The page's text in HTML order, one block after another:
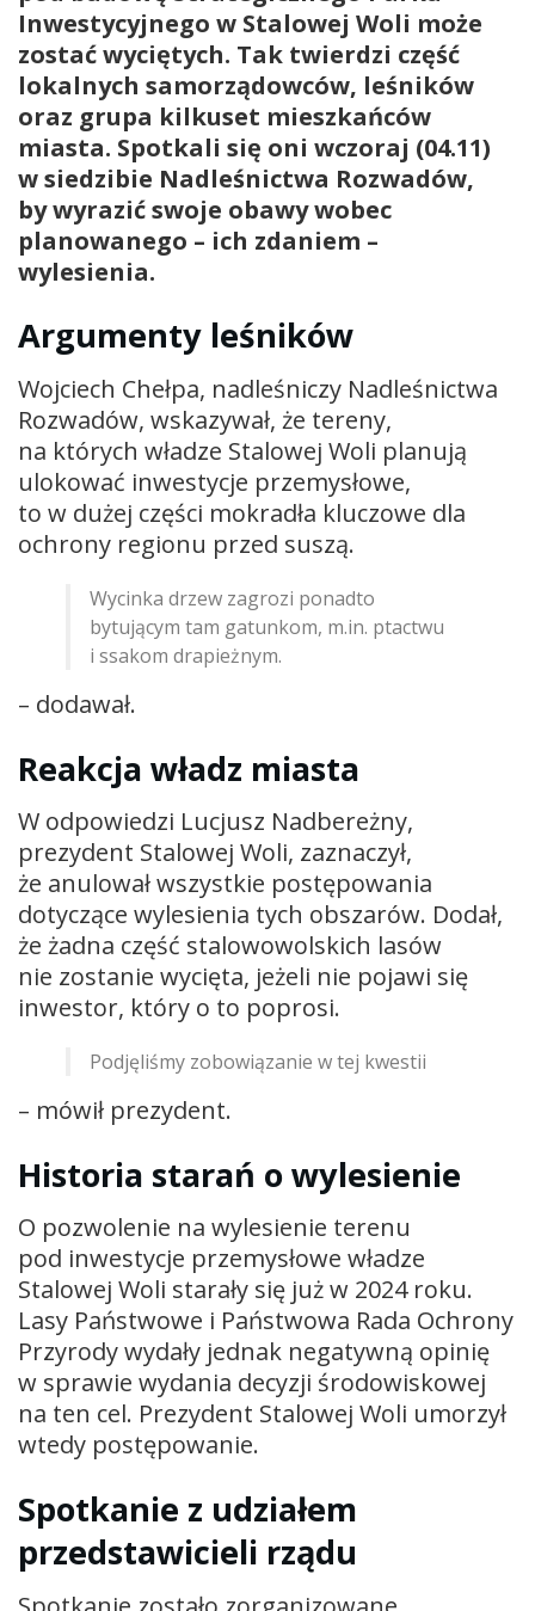
Inwestycyjnego w Stalowej Woli może
zostać wyciętych. Tak twierdzi część
lokalnych samorządowców, leśników
oraz grupa kilkuset mieszkańców
miasta. Spotkali się oni wczoraj (04.11)
w siedzibie Nadleśnictwa Rozwadów,
by wyrazić swoje obawy wobec
planowanego – ich zdaniem –
wylesienia.
Argumenty leśników
Wojciech Chełpa, nadleśniczy Nadleśnictwa
Rozwadów, wskazywał, że tereny,
na których władze Stalowej Woli planują
ulokować inwestycje przemysłowe,
to w dużej części mokradła kluczowe dla
ochrony regionu przed suszą.
Wycinka drzew zagrozi ponadto
bytującym tam gatunkom, m.in. ptactwu
i ssakom drapieżnym.
– dodawał.
Reakcja władz miasta
W odpowiedzi Lucjusz Nadbereżny,
prezydent Stalowej Woli, zaznaczył,
że anulował wszystkie postępowania
dotyczące wylesienia tych obszarów. Dodał,
że żadna część stalowowolskich lasów
nie zostanie wycięta, jeżeli nie pojawi się
inwestor, który o to poprosi.
Podjęliśmy zobowiązanie w tej kwestii
– mówił prezydent.
Historia starań o wylesienie
O pozwolenie na wylesienie terenu
pod inwestycje przemysłowe władze
Stalowej Woli starały się już w 2024 roku.
Lasy Państwowe i Państwowa Rada Ochrony
Przyrody wydały jednak negatywną opinię
w sprawie wydania decyzji środowiskowej
na ten cel. Prezydent Stalowej Woli umorzył
wtedy postępowanie.
Spotkanie z udziałem
przedstawicieli rządu